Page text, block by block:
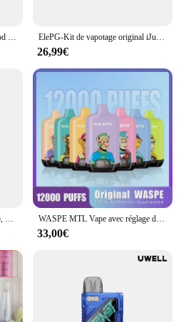
26,99€
WASPE MTL Vape avec réglage du débit d'air en continu, méga écran, 1-10 paquets
33,00€